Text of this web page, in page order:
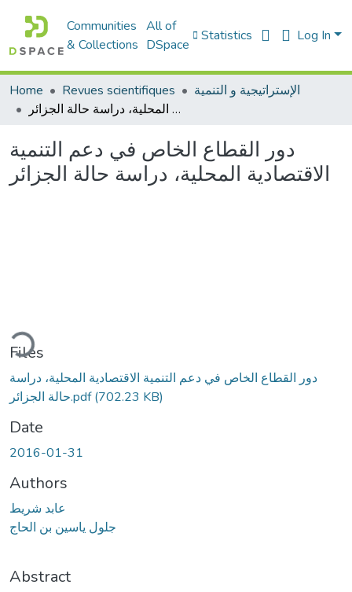
Communities
& Collections
All of
DSpace
Statistics Log In
Home Revues scientifiques
الإستراتيجية و التنمية
دور القطاع الخاص في دعم التنمية الاقتصادية المحلية، دراسة حالة الجزائر
دور القطاع الخاص في دعم التنمية
الاقتصادية المحلية، دراسة حالة الجزائر
Files
دور القطاع الخاص في دعم التنمية الاقتصادية المحلية، دراسة
حالة الجزائر.pdf(702.23 KB)
Date
2016-01-31
Authors
عابد شريط
جلول ياسين بن الحاج
Abstract